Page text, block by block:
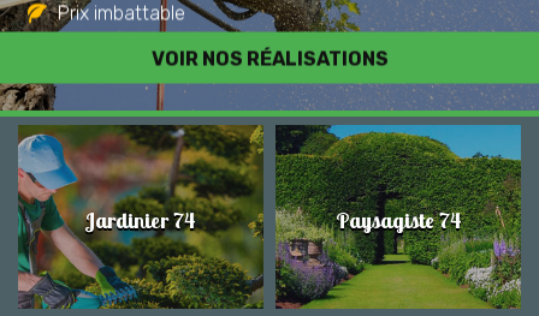
VOIR NOS RÉALISATIONS
Prix imbattable
Travail de qualité
Jardinier 74 Paysagiste 74